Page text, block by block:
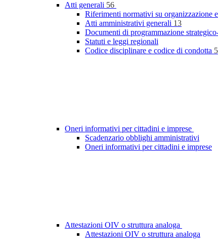
Atti generali 56
Riferimenti normativi su organizzazione
Atti amministrativi generali 13
Documenti di programmazione
Statuti e leggi regionali
Codice disciplinare e codice di condotta 5
Oneri informativi per cittadini e imprese
Scadenzario obblighi amministrativi
Oneri informativi per cittadini e imprese
Attestazioni OIV o struttura analoga
Attestazioni OIV o struttura analoga